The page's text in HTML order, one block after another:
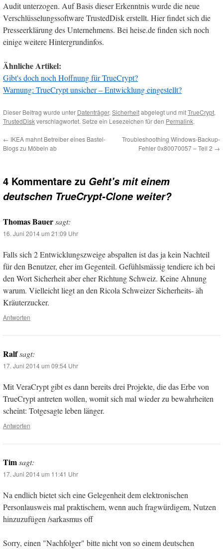
Audit unterzogen. Auf Basis dieser Erkenntnis wurde die neue
Verschlüsselungssoftware TrustedDisk erstellt. Hier findet sich die
Presseerklärung des Unternehmens. Bei heise.de finden sich noch
einige weitere Hintergrundinfos.
Ähnliche Artikel:
Gibt's doch noch Hoffnung für TrueCrypt?
Warnung: TrueCrypt unsicher – Entwicklung eingestellt?
Dieser Beitrag wurde unter Datenträger, Sicherheitabgelegt und mitTrueCrypt,
TrustedDiskverschlagwortet. Setze ein Lesezeichen für den Permalink.
← IKEA mahnt Betreiber eines Bastel-
Blogs zu Möbeln ab
Troubleshoothing Windows-Backup-
Fehler 0x80070057 – Teil 2 →
4 Kommentare zu Geht's mit einem
deutschen TrueCrypt-Clone weiter?
Thomas Bauersagt:
16. Juni 2014 um 21:09 Uhr
Falls sich 2 Entwicklungszweige abspalten ist das ja kein Nachteil
für den Benutzer, eher im Gegenteil. Gefühlsmässig tendiere ich bei
den Wort Sicherheit aber eher Richtung Schweiz. Keine Ahnung
warum. Vielleicht liegt an den Ricola Schweizer Sicherheits- äh
Kräuterzucker.
Antworten
Ralfsagt:
17. Juni 2014 um 09:54 Uhr
Mit VeraCrypt gibt es dann bereits drei Projekte, die das Erbe von
TrueCrypt antreten wollen, womit sich mal wieder zu bewahrheiten
scheint: Totgesagte leben länger.
Antworten
Timsagt:
17. Juni 2014 um 11:41 Uhr
Na endlich bietet sich eine Gelegenheit dem elektronischen
Personlausweis mal praktischem, wenn auch fragwürdigem, Nutzen
hinzuzufügen /sarkasmus off
Sorry, einen "Nachfolger" bitte nicht von so einem deutschen